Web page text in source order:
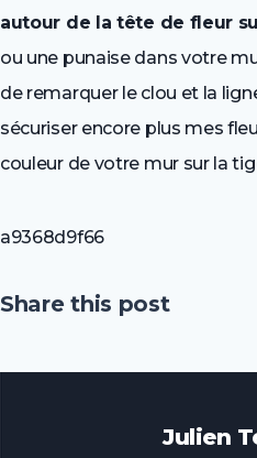
autour de la tête de fleur
ou une punaise dans votre
de remarquer le clou et la
sécuriser encore plus mes
couleur de votre mur sur la
a9368d9f66
Share this post
Julien